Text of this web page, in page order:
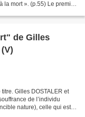
la mort ». (p.55) Le premier
de Gilles
Gilles DOSTALER et
de l’individu
nature), celle qui est